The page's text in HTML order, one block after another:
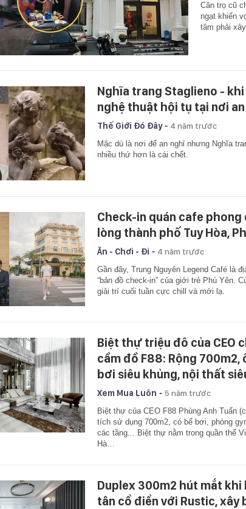
Căn trọ cũ
ngạt khiến
tâm phải
Nghĩa trang Staglieno -
nghệ thuật hội tụ tại nơi
Thế Giới Đó Đây- 4 năm trước
Mặc dù là nơi để an nghỉ nhưng Nghĩa
nhiều thứ hơn là cái chết.
Check-in quán cafe phong
lòng thành phố Tuy Hòa,
Ăn - Chơi - Đi - 4 năm trước
Gần đây, Trung Nguyên Legend Café là
“bản đồ check-in” của giới trẻ Phú Yên.
giải trí cuối tuần cực chill và mới lạ.
Biệt thự triệu đô của CEO
cầm đồ F88: Rộng 700m2,
bơi siêu khủng, nội thất
Xem Mua Luôn - 5 năm trước
Biệt thự của CEO F88 Phùng Anh Tuấn
tích sử dụng 700m2, có bể bơi, phòng
các tầng... Biệt thự nằm trong quần thể
Hà…
Duplex 300m2 hút mắt
tân cổ điển với Rustic, xây